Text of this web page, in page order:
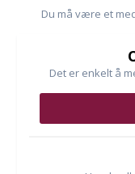
Du må være et
Det er enkelt å